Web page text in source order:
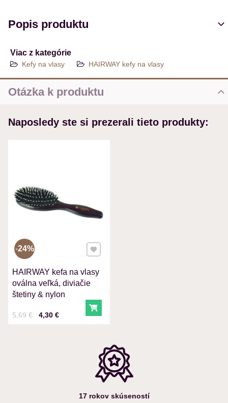
Popis produktu
Viac z kategórie
Kefy na vlasy HAIRWAY kefy na vlasy
Otázka k produktu
MENO
VAŠA OTÁZKA K PRODUKTU
Odoslať
Naposledy ste si prezerali tieto produkty:
HAIRWAY kefa na vlasy
oválna veľká, diviačie
štetiny & nylon
Cena s DPH
4,30 €
Pred zľavou:
5,69 € Do košíka
24% Pridať k Obľúbeným
17 rokov skúseností